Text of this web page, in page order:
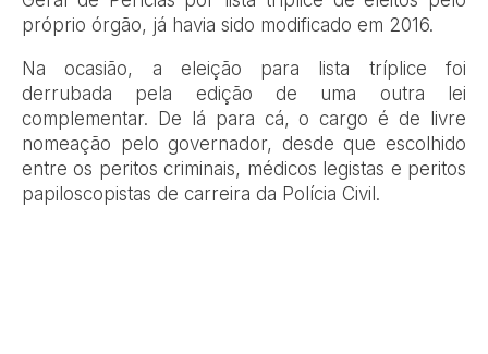
próprio órgão, já havia sido modificado em 2016.
Na ocasião, a eleição para lista tríplice foi
derrubada pela edição de uma outra lei
complementar. De lá para cá, o cargo é de livre
nomeação pelo governador, desde que escolhido
entre os peritos criminais, médicos legistas e peritos
papiloscopistas de carreira da Polícia Civil.